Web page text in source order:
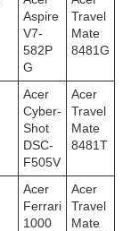
Aspire
V7-
582P
G
Travel
Mate
8481G
Acer
Cyber-
Shot
DSC-
F505V
Acer
Travel
Mate
8481T
Acer
Ferrari
1000
Acer
Travel
Mate